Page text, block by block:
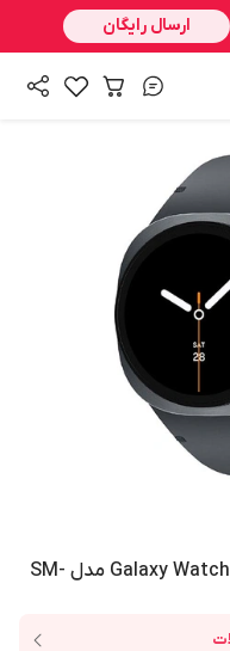
ساعت هوشمند سامسونگ Galaxy Watch8 40mm مدل SM-